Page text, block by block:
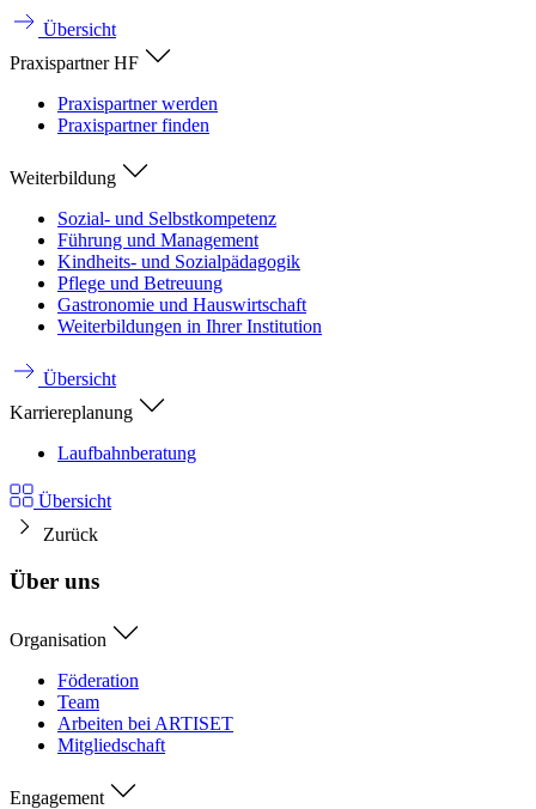
Übersicht
Praxispartner HF
Praxispartner werden
Praxispartner finden
Weiterbildung
Sozial- und Selbstkompetenz
Führung und Management
Kindheits- und Sozialpädagogik
Pflege und Betreuung
Gastronomie und Hauswirtschaft
Weiterbildungen in Ihrer Institution
Übersicht
Karriereplanung
Laufbahnberatung
Übersicht
Zurück
Über uns
Organisation
Föderation
Team
Arbeiten bei ARTISET
Mitgliedschaft
Engagement